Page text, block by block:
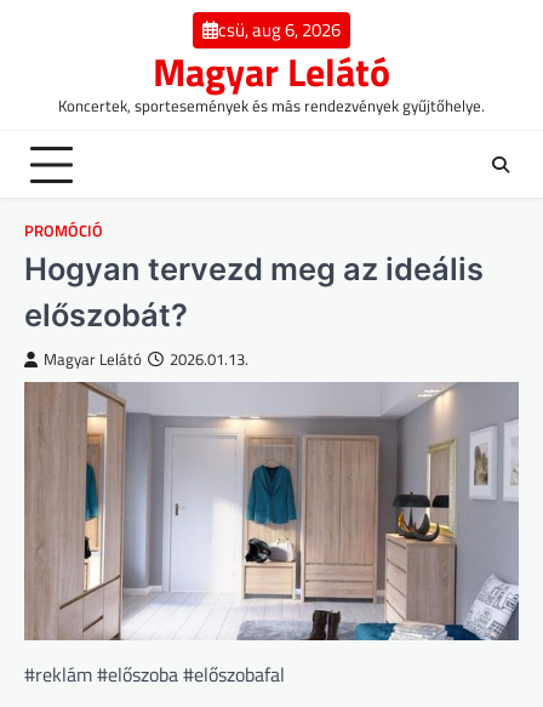
csü, aug 6, 2026
Magyar Lelátó
Koncertek, sportesemények és más rendezvények gyűjtőhelye.
PROMÓCIÓ
Hogyan tervezd meg az ideális
előszobát?
Magyar Lelátó 2026.01.13.
#reklám #előszoba #előszobafal